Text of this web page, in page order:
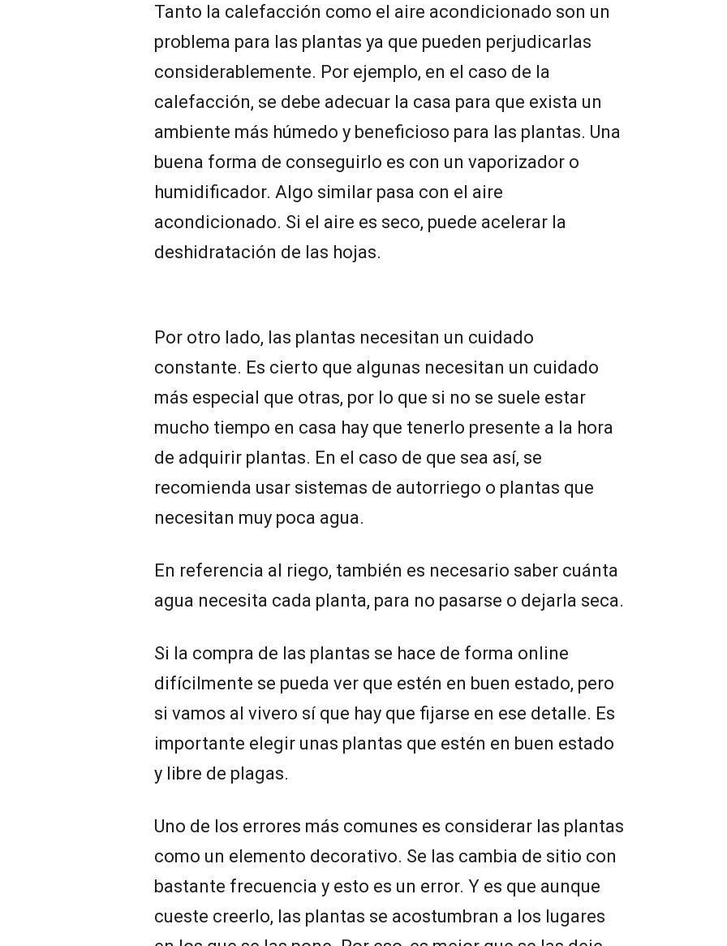
Tanto la calefacción como el aire acondicionado son un
problema para las plantas ya que pueden perjudicarlas
considerablemente. Por ejemplo, en el caso de la
calefacción, se debe adecuar la casa para que exista un
ambiente más húmedo y beneficioso para las plantas. Una
buena forma de conseguirlo es con un vaporizador o
humidificador. Algo similar pasa con el aire
acondicionado. Si el aire es seco, puede acelerar la
deshidratación de las hojas.
Por otro lado, las plantas necesitan un cuidado
constante. Es cierto que algunas necesitan un cuidado
más especial que otras, por lo que si no se suele estar
mucho tiempo en casa hay que tenerlo presente a la hora
de adquirir plantas. En el caso de que sea así, se
recomienda usar sistemas de autorriego o plantas que
necesitan muy poca agua.
En referencia al riego, también es necesario saber cuánta
agua necesita cada planta, para no pasarse o dejarla seca.
Si la compra de las plantas se hace de forma online
difícilmente se pueda ver que estén en buen estado, pero
si vamos al vivero sí que hay que fijarse en ese detalle. Es
importante elegir unas plantas que estén en buen estado
y libre de plagas.
Uno de los errores más comunes es considerar las plantas
como un elemento decorativo. Se las cambia de sitio con
bastante frecuencia y esto es un error. Y es que aunque
cueste creerlo, las plantas se acostumbran a los lugares